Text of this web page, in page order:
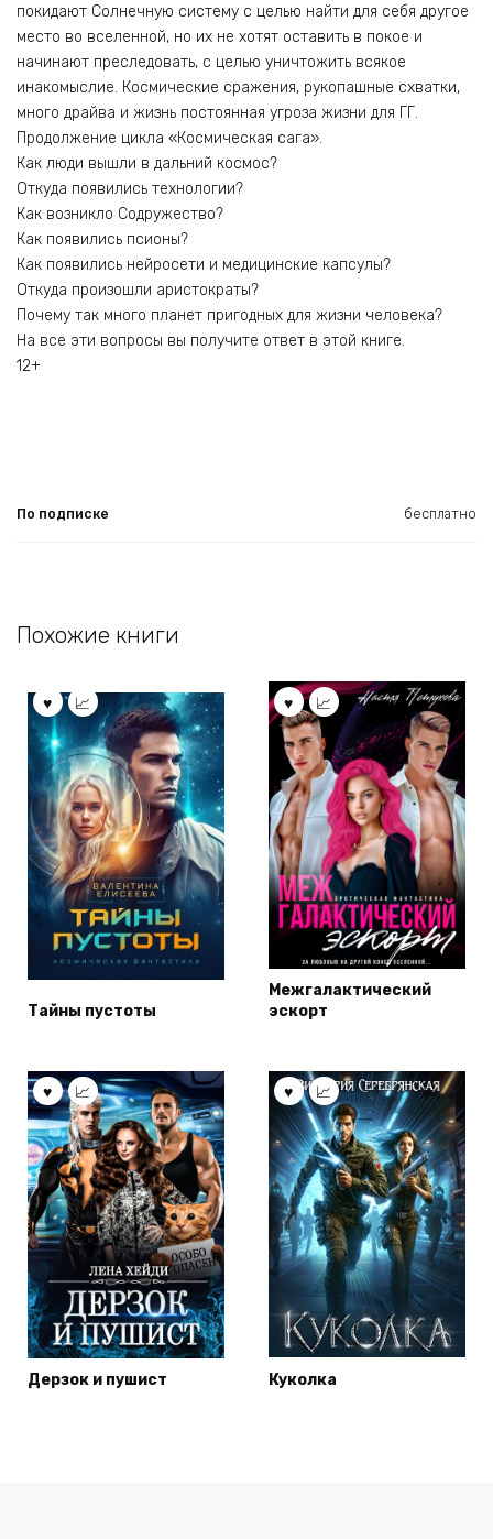
покидают Солнечную систему с целью найти для себя другое
место во вселенной, но их не хотят оставить в покое и
начинают преследовать, с целью уничтожить всякое
инакомыслие. Космические сражения, рукопашные схватки,
много драйва и жизнь постоянная угроза жизни для ГГ.
Продолжение цикла «Космическая сага».
Как люди вышли в дальний космос?
Откуда появились технологии?
Как возникло Содружество?
Как появились псионы?
Как появились нейросети и медицинские капсулы?
Откуда произошли аристократы?
Почему так много планет пригодных для жизни человека?
На все эти вопросы вы получите ответ в этой книге.
12+
По подписке бесплатно
Похожие книги
Тайны пустоты
Межгалактический
эскорт
Дерзок и пушист Куколка